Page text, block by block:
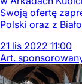
Swoją ofertę
Polski oraz z
21 lis 2022 11:00
Art.